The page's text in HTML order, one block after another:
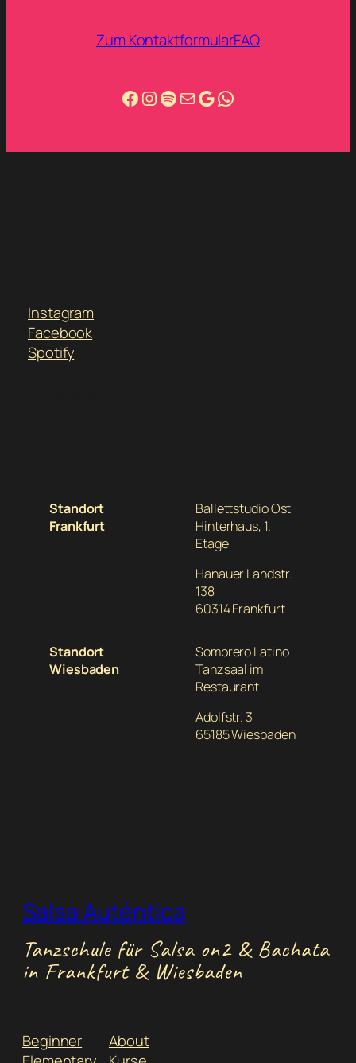
Zum KontaktformularFAQ
Facebook
Instagram
Spotify
info@salsa-autentica.de
Google
WhatsApp
Instagram
Facebook
Spotify
Standort
Frankfurt
Ballettstudio Ost
Hinterhaus, 1.
Etage
Hanauer Landstr.
138
60314 Frankfurt
Standort
Wiesbaden
Sombrero Latino
Tanzsaal im
Restaurant
Adolfstr. 3
65185 Wiesbaden
Salsa Auténtica
Tanzschule für Salsa on2 & Bachata
in Frankfurt & Wiesbaden
Beginner
About